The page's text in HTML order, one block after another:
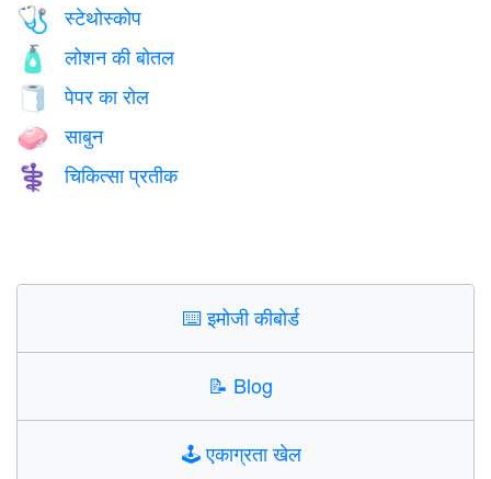
🩺 स्टेथोस्कोप
🧴 लोशन की बोतल
🧻 पेपर का रोल
🧼 साबुन
⚕️ चिकित्सा प्रतीक
⌨️इमोजी कीबोर्ड
📝 Blog
🕹️एकाग्रता खेल